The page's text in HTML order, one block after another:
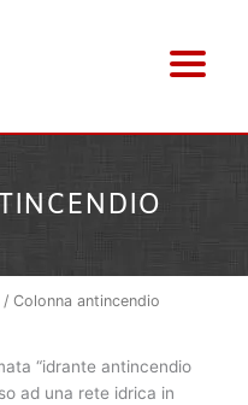
/ Colonna antincendio
“idrante antincendio
ad una rete idrica in